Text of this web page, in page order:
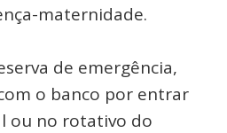
maternidade.
de emergência,
o banco por entrar
ou no rotativo do